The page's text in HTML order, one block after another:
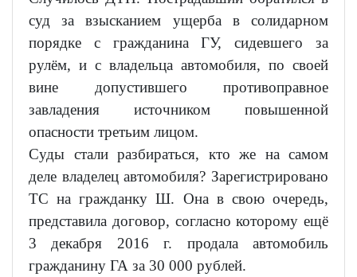
суд за взысканием ущерба в солидарном
порядке с гражданина ГУ, сидевшего за
рулём, и с владельца автомобиля, по своей
вине допустившего противоправное
завладения источником повышенной
опасности третьим лицом.
Суды стали разбираться, кто же на самом
деле владелец автомобиля? Зарегистрировано
ТС на гражданку Ш. Она в свою очередь,
представила договор, согласно которому ещё
3 декабря 2016 г. продала автомобиль
гражданину ГА за 30 000 рублей.